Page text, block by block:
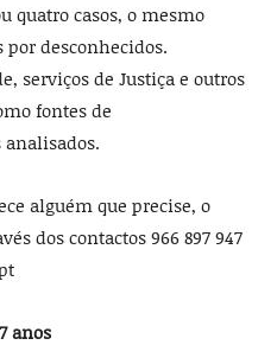
quatro casos, o mesmo
desconhecidos.
serviços de Justiça e outros
fontes de
alguém que precise, o
dos contactos 966 897 947
anos